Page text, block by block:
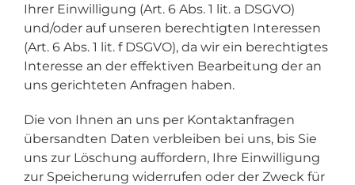
Ihrer Einwilligung (Art. 6 Abs. 1 lit. a DSGVO)
und/oder auf unseren berechtigten Interessen
(Art. 6 Abs. 1 lit. f DSGVO), da wir ein berechtigtes
Interesse an der effektiven Bearbeitung der an
uns gerichteten Anfragen haben.
Die von Ihnen an uns per Kontaktanfragen
übersandten Daten verbleiben bei uns, bis Sie
uns zur Löschung auffordern, Ihre Einwilligung
zur Speicherung widerrufen oder der Zweck für